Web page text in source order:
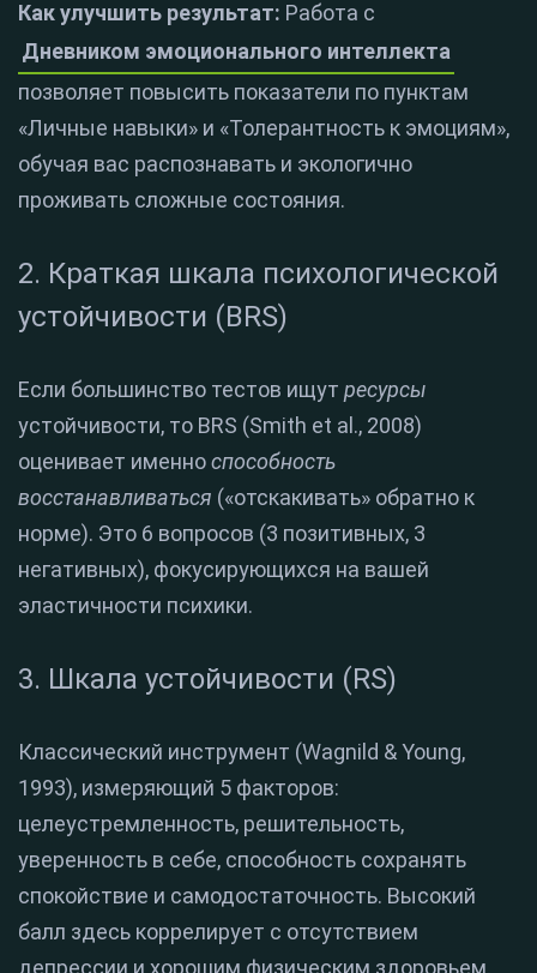
Как улучшить результат: Работа с
Дневником эмоционального интеллекта
позволяет повысить показатели по пунктам
«Личные навыки» и «Толерантность к эмоциям»,
обучая вас распознавать и экологично
проживать сложные состояния.
2. Краткая шкала психологической
устойчивости (BRS)
Если большинство тестов ищут ресурсы
устойчивости, то BRS (Smith et al., 2008)
оценивает именноспособность
восстанавливаться («отскакивать» обратно к
норме). Это 6 вопросов (3 позитивных, 3
негативных), фокусирующихся на вашей
эластичности психики.
3. Шкала устойчивости (RS)
Классический инструмент (Wagnild & Young,
1993), измеряющий 5 факторов:
целеустремленность, решительность,
уверенность в себе, способность сохранять
спокойствие и самодостаточность. Высокий
балл здесь коррелирует с отсутствием
депрессии и хорошим физическим здоровьем.